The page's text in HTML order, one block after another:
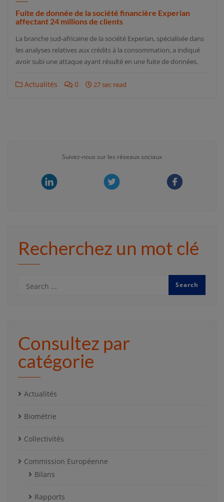
Fuite de donnée de la société financière Experian
affectant 24 millions de clients
La branche sud-africaine de la société Experian, spécialisée dans
les analyses relatives aux crédits à la consommation, a indiqué
avoir subi une attaque ayant résulté en une fuite de données.
Actualités 0 27 sec read
Suivez-nous sur les réseaux sociaux
Recherchez un mot clé
Consultez par
catégorie
Actualités
Biométrie
Collectivités
Commission Européenne
Bilans
Rapports